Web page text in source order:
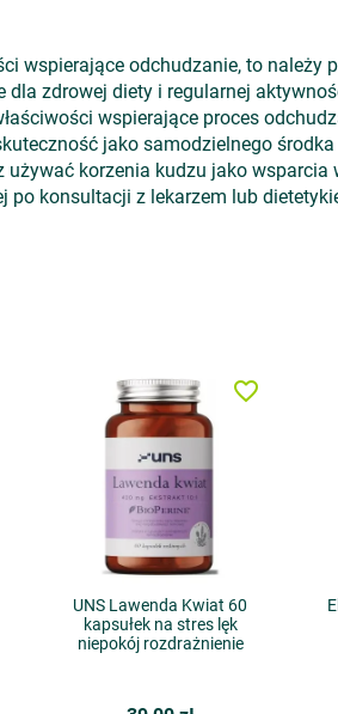
wspierające odchudzanie, to należy
zdrowej diety i regularnej
wspierające proces
jako samodzielnego
korzenia kudzu jako
po konsultacji z lekarzem lub
UNS Lawenda Kwiat 60
kapsułek na stres lęk
niepokój rozdrażnienie
favorite_border